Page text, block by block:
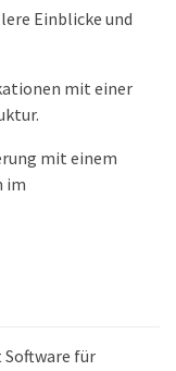
Einblicke und
mit einer
mit einem
im
für